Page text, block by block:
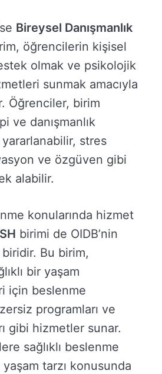
Bireysel Danışmanlık
öğrencilerin kişisel
olmak ve psikolojik
sunmak amacıyla
Öğrenciler, birim
ve danışmanlık
stres
ve özgüven gibi
alabilir.
konularında hizmet
birimi de OIDB’nin
Bu birim,
bir yaşam
için beslenme
programları ve
gibi hizmetler sunar.
sağlıklı beslenme
yaşam tarzı konusunda